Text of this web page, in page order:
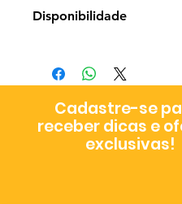
Disponibilidade
a depender da
escolhida no checkout
Cadastre-se
receber dicas e
exclusivas!